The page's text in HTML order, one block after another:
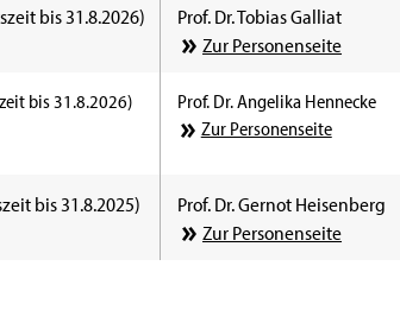
bis 31.8.2026)
Prof. Dr. Tobias Galliat
Zur Personenseite
bis 31.8.2026)
Prof. Dr. Angelika Hennecke
Zur Personenseite
bis 31.8.2025)
Prof. Dr. Gernot Heisenberg
Zur Personenseite